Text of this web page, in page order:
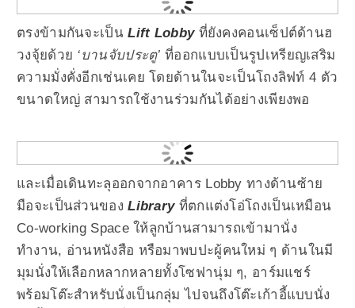
ตรงข้ามกันจะเป็นLift Lobbyที่ยังคงคอนเซ็ปต์ด้านฮ
วงจุ้ยด้วย ‘บานจับประตู’ ที่ออกแบบเป็นรูปเหรียญเสริม
ความมั่งคั่งอีกเช่นเคย โดยด้านในจะเป็นโถงลิฟท์ 4 ตัว
ขนาดใหญ่ สามารถใช้งานร่วมกันได้อย่างเพียงพอ
และเมื่อเดินทะลุออกจากอาคาร Lobby ทางด้านซ้าย
มือจะเป็นส่วนของLibraryที่ตกแต่งโอ่โถงเป็นเหมือน
Co-working Space ให้ลูกบ้านสามารถเข้ามานั่ง
ทำงาน, อ่านหนังสือ หรือมาพบปะผู้คนใหม่ ๆ ด้านในมี
มุมนั่งให้เลือกหลากหลายทั้งโซฟานุ่ม ๆ, อาร์มแชร์
พร้อมโต๊ะสำหรับนั่งเป็นกลุ่ม ไปจนถึงโต๊ะเก้าอี้แบบนั่ง